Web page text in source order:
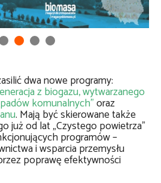
dwa nowe programy:
z biogazu, wytwarzanego
komunalnych”oraz
. Mają być skierowane także
już od lat „Czystego powietrza”
programów –
i wsparcia przemysłu
poprawę efektywności